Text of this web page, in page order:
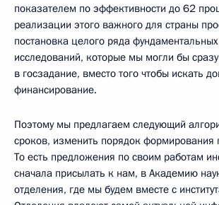
показателем по эффективности до 62
реализации этого важного для страны
постановка целого ряда
исследований, которые мы могли бы
в госзадание, вместо того чтобы искать
финансирование.
Поэтому мы предлагаем следующий
сроков, изменить порядок формирования
То есть предложения по своим работам
сначала присылать к нам, в Академию
отделения, где мы будем вместе с